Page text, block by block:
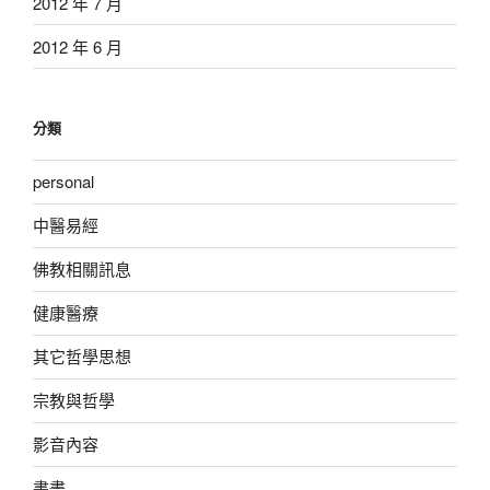
2012 年 6 月
分類
personal
中醫易經
佛教相關訊息
健康醫療
其它哲學思想
宗教與哲學
影音內容